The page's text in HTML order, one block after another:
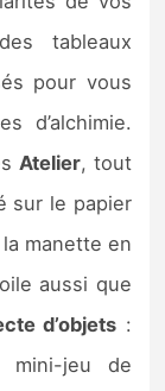
tableaux
pour vous
d’alchimie.
Atelier, tout
sur le papier
manette en
aussi que
d’objets :
mini-jeu de